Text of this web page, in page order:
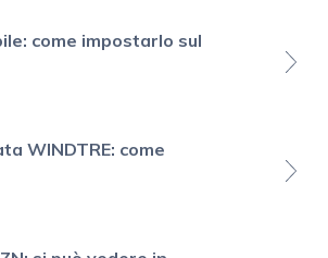
come impostarlo sul
WINDTRE: come